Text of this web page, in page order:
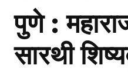
पुणे :
सारथी